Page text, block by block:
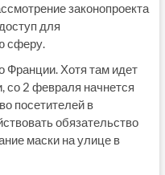
законопроекта
для
сферу.
Франции. Хотя там идет
со 2 февраля начнется
посетителей в
обязательство
маски на улице в